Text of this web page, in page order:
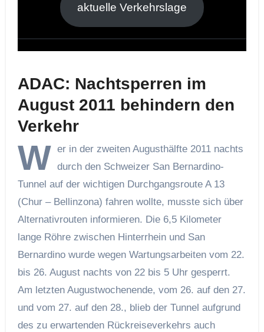
aktuelle Verkehrslage
ADAC: Nachtsperren im
August 2011 behindern den
Verkehr
W er in der zweiten Augusthälfte 2011 nachts
durch den Schweizer San Bernardino-
Tunnel auf der wichtigen Durchgangsroute A 13
(Chur – Bellinzona) fahren wollte, musste sich über
Alternativrouten informieren. Die 6,5 Kilometer
lange Röhre zwischen Hinterrhein und San
Bernardino wurde wegen Wartungsarbeiten vom 22.
bis 26. August nachts von 22 bis 5 Uhr gesperrt.
Am letzten Augustwochenende, vom 26. auf den 27.
und vom 27. auf den 28., blieb der Tunnel aufgrund
des zu erwartenden Rückreiseverkehrs auch